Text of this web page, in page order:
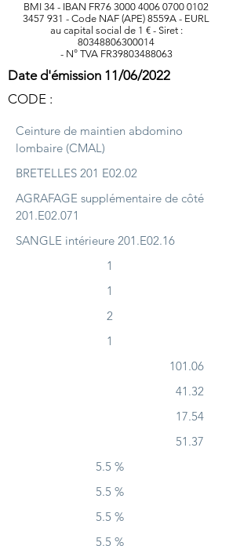
BMI 34 - IBAN FR76 3000 4006 0700 0102
3457 931 - Code NAF (APE) 8559A - EURL
au capital social de 1 € - Siret :
80348806300014
- N° TVA FR39803488063
Date d'émission 11/06/2022
CODE :
Ceinture de maintien abdomino
lombaire (CMAL)
BRETELLES 201 E02.02
AGRAFAGE supplémentaire de côté
201.E02.071
SANGLE intérieure 201.E02.16
1
1
2
1
101.06
41.32
17.54
51.37
5.5 %
5.5 %
5.5 %
5.5 %